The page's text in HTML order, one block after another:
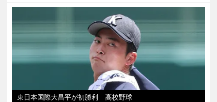
東日本国際大昌平が初勝利 高校野球